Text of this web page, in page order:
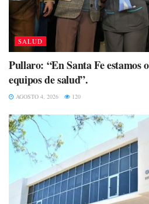
SALUD
Pullaro: “En Santa Fe estamos
equipos de salud”.
AGOSTO 4, 2026 120